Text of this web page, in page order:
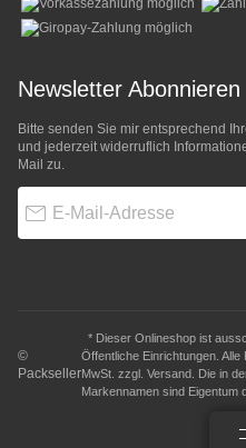
Newsletter Abonnieren
Bitte senden Sie mir entsprechend
und jederzeit widerruflich
Mail zu.
©
Packseller
* Dieser Onlineshop ist
Öffentliche Einrichtungen.
MwSt. zzgl. Versand . Die in
Markennamen sind Eigentum